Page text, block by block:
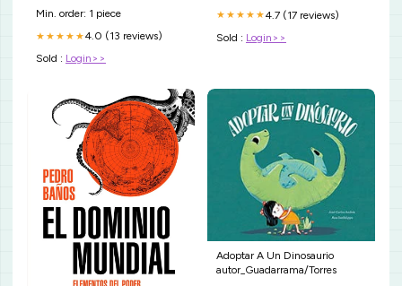
Min. order: 1 piece
★★★★★4.0 (13 reviews)
Sold : Login>>
★★★★★4.7 (17 reviews)
Sold : Login>>
Adoptar A Un Dinosaurio
autor_Guadarrama/Torres